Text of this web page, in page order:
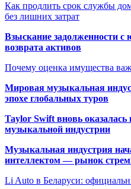
Как продлить срок службы
без лишних затрат
Взыскание задолженности с
возврата активов
Почему оценка имущества
Мировая музыкальная
эпохе глобальных туров
Taylor Swift вновь
музыкальной индустрии
Музыкальная индустрия
интеллектом — рынок
Li Auto в Беларуси: